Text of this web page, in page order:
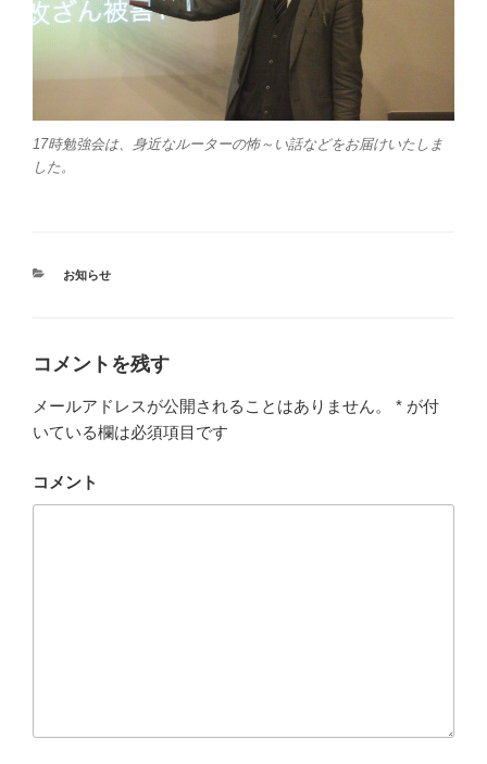
17時勉強会は、身近なルーターの怖～い話などをお届けいたしま
した。
カ
ー
お知らせ
コメントを残す
メールアドレスが公開されることはありません。 * が付
いている欄は必須項目です
コメント